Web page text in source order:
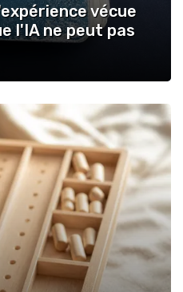
vécue
l'IA ne peut pas